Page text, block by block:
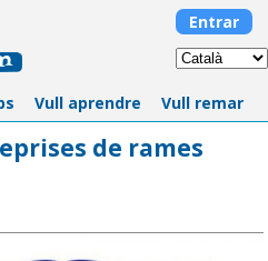
de rames
Entrar
Vull aprendre Vull remar